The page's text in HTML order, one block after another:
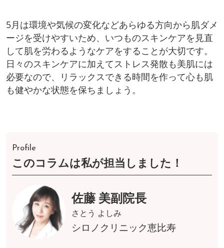
5月は環境や気候の変化などあらゆる方向から肌ダメ
ージを受けやすいため、いつものスキンケアを見直
して肌を労わるようなケアをすることが大切です。
日々のスキンケアに加えてストレス発散も美肌には
必要なので、リラックスできる時間を作って心も肌
も健やかな状態を保ちましょう。
Profile
このコラムは私が担当しました！
佐藤 美副院長
さとう よしみ
シロノクリニック恵比寿